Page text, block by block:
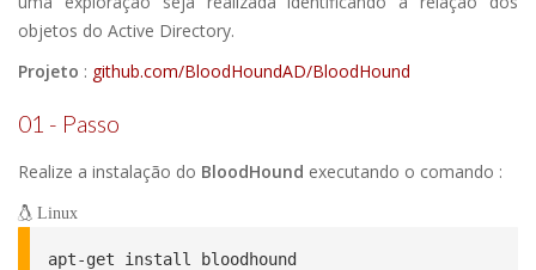
objetos do Active Directory.
Projeto : github.com/BloodHoundAD/BloodHound
01 - Passo
Realize a instalação do BloodHound executando o comando :
Linux
apt-get install bloodhound